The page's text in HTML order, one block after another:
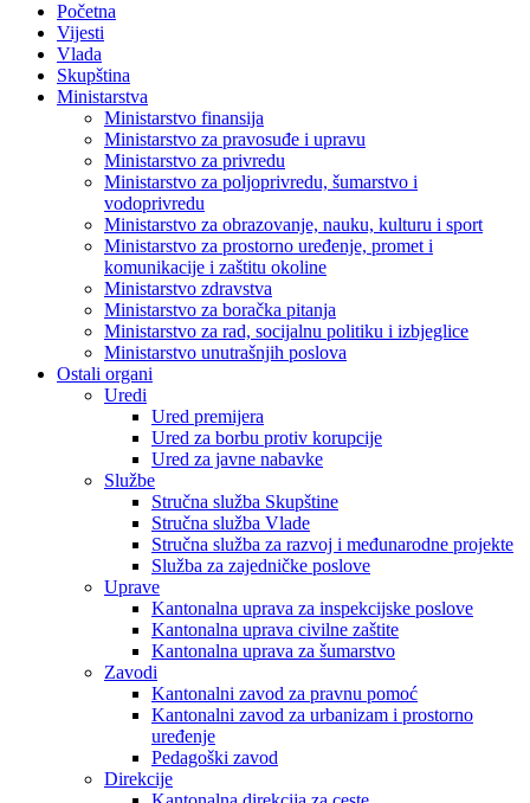
Početna
Vijesti
Vlada
Skupština
Ministarstva
Ministarstvo finansija
Ministarstvo za pravosuđe i upravu
Ministarstvo za privredu
Ministarstvo za poljoprivredu, šumarstvo i
vodoprivredu
Ministarstvo za obrazovanje, nauku, kulturu i sport
Ministarstvo za prostorno uređenje, promet i
komunikacije i zaštitu okoline
Ministarstvo zdravstva
Ministarstvo za boračka pitanja
Ministarstvo za rad, socijalnu politiku i izbjeglice
Ministarstvo unutrašnjih poslova
Ostali organi
Uredi
Ured premijera
Ured za borbu protiv korupcije
Ured za javne nabavke
Službe
Stručna služba Skupštine
Stručna služba Vlade
Stručna služba za razvoj i međunarodne projekte
Služba za zajedničke poslove
Uprave
Kantonalna uprava za inspekcijske poslove
Kantonalna uprava civilne zaštite
Kantonalna uprava za šumarstvo
Zavodi
Kantonalni zavod za pravnu pomoć
Kantonalni zavod za urbanizam i prostorno
uređenje
Pedagoški zavod
Direkcije